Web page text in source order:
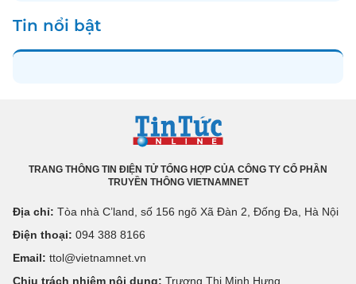
Tin nổi bật
TRANG THÔNG TIN ĐIỆN TỬ TỔNG HỢP CỦA CÔNG TY CỔ PHẦN
TRUYỀN THÔNG VIETNAMNET
Địa chỉ: Tòa nhà C’land, số 156 ngõ Xã Đàn 2, Đống Đa, Hà Nội
Điện thoại: 094 388 8166
Email: ttol@vietnamnet.vn
Chịu trách nhiệm nội dung: Trương Thị Minh Hưng